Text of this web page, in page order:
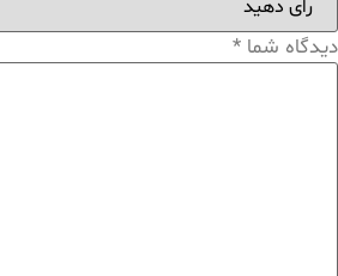
دیدگاه شما *